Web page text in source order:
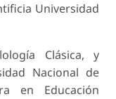
Universidad
Clásica, y
Nacional de
en Educación